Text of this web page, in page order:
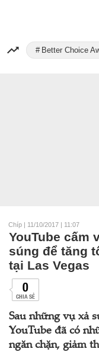
Better Choice
Chíp | 11/10/2017 | 11:07
YouTube cấm
súng để tăng
tại Las Vegas
0
CHIA SẺ
Sau những vụ xả
YouTube đã có
ngăn chặn, giảm